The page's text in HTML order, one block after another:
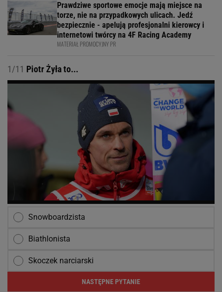
Prawdziwe sportowe emocje mają miejsce na
torze, nie na przypadkowych ulicach. Jedź
bezpiecznie - apelują profesjonalni kierowcy i
internetowi twórcy na 4F Racing Academy
MATERIAŁ PROMOCYJNY PR
1/11 Piotr Żyła to...
Snowboardzista
Biathlonista
Skoczek narciarski
NASTĘPNE PYTANIE